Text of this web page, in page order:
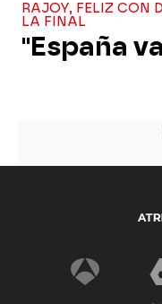
RAJOY, FELIZ CON
LA FINAL
"España